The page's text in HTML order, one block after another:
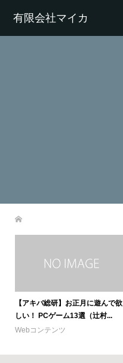
有限会社マイカ
【アキバ総研】お正月に遊んで欲
しい！ PCゲーム13選（辻村...
Webコンテンツ